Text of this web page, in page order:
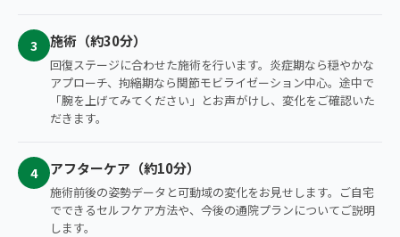
3 施術（約30分）
回復ステージに合わせた施術を行います。炎症期なら穏やかな
アプローチ、拘縮期なら関節モビライゼーション中心。途中で
「腕を上げてみてください」とお声がけし、変化をご確認いた
だきます。
4 アフターケア（約10分）
施術前後の姿勢データと可動域の変化をお見せします。ご自宅
でできるセルフケア方法や、今後の通院プランについてご説明
します。